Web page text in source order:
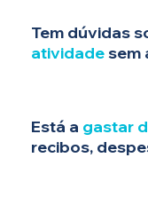
Tem dúvidas
atividadesem
Está a gastar
recibos,